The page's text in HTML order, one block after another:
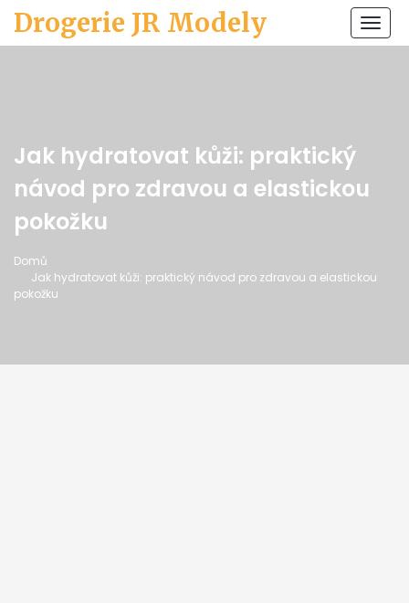
Drogerie JR Modely
Jak hydratovat kůži: praktický
návod pro zdravou a elastickou
pokožku
Domů
Jak hydratovat kůži: praktický návod pro zdravou a elastickou
pokožku